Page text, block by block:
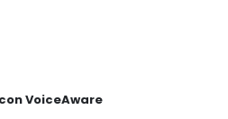
VoiceAware